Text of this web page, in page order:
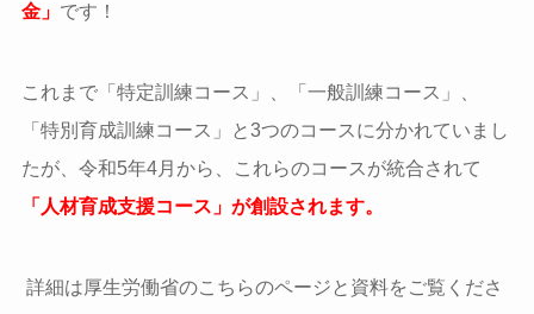
金」 です！
これまで「特定訓練コース」、「一般訓練コース」、
「特別育成訓練コース」と3つのコースに分かれていまし
たが、令和5年4月から、これらのコースが統合されて
「人材育成支援コース」が創設されます。
詳細は厚生労働省のこちらのページと資料をご覧くださ